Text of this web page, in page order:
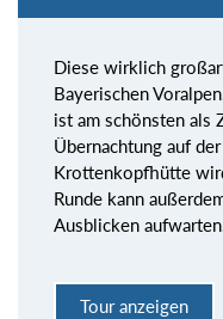
Diese wirklich
Bayerischen
ist am schönsten als
Übernachtung auf
Krottenkopfhütte
Runde kann
Ausblicken
Tour anzeigen